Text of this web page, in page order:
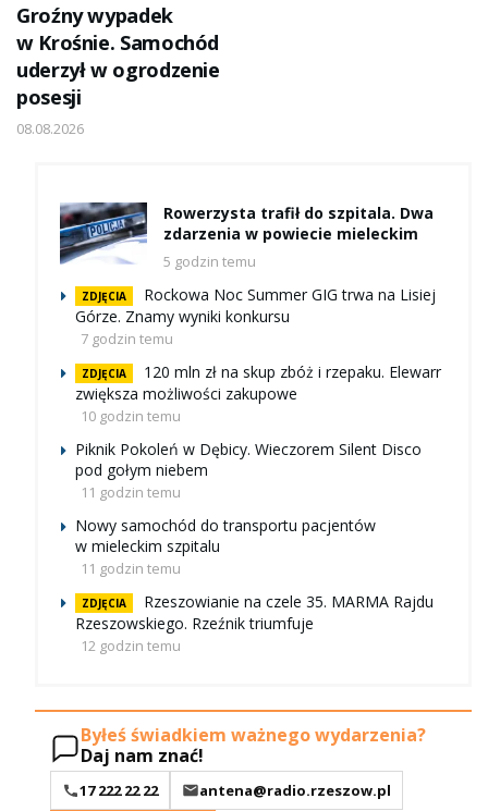
Groźny wypadek
w Krośnie. Samochód
uderzył w ogrodzenie
posesji
08.08.2026
Rowerzysta trafił do szpitala. Dwa
zdarzenia w powiecie mieleckim
5 godzin temu
ZDJĘCIA
Rockowa Noc Summer GIG trwa na Lisiej
Górze. Znamy wyniki konkursu
7 godzin temu
ZDJĘCIA
120 mln zł na skup zbóż i rzepaku. Elewarr
zwiększa możliwości zakupowe
10 godzin temu
Piknik Pokoleń w Dębicy. Wieczorem Silent Disco
pod gołym niebem
11 godzin temu
Nowy samochód do transportu pacjentów
w mieleckim szpitalu
11 godzin temu
ZDJĘCIA
Rzeszowianie na czele 35. MARMA Rajdu
Rzeszowskiego. Rzeźnik triumfuje
12 godzin temu
Byłeś świadkiem ważnego wydarzenia?
Daj nam znać!
17 222 22 22
antena@radio.rzeszow.pl